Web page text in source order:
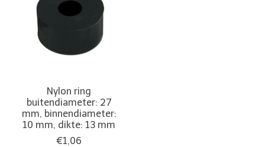
Nylon ring
buitendiameter: 27
mm, binnendiameter:
10 mm, dikte: 13 mm
€1,06